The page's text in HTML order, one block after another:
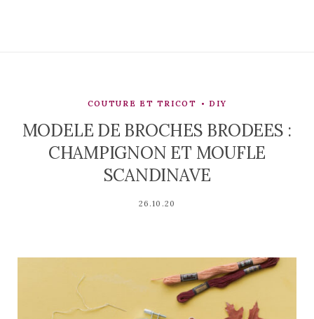
COUTURE ET TRICOT DIY
MODELE DE BROCHES BRODEES :
CHAMPIGNON ET MOUFLE
SCANDINAVE
26.10.20